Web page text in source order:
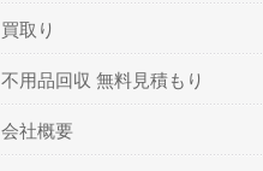
買取り
不用品回収 無料見積もり
会社概要